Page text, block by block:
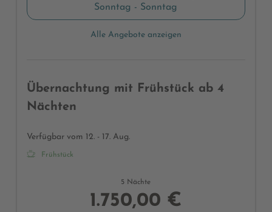
Sonntag - Sonntag
Alle Angebote anzeigen
Übernachtung mit Frühstück ab 4
Nächten
Verfügbar vom 12. - 17. Aug.
Frühstück
5 Nächte
1.750,00 €